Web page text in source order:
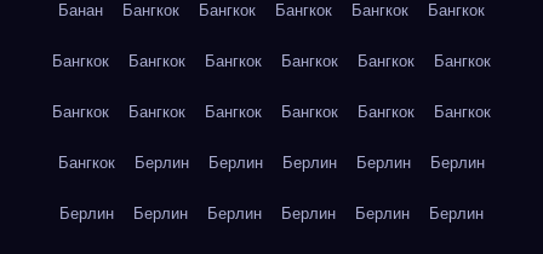
Банан Бангкок Бангкок Бангкок Бангкок Бангкок
Бангкок Бангкок Бангкок Бангкок Бангкок Бангкок
Бангкок Бангкок Бангкок Бангкок Бангкок Бангкок
Бангкок Берлин Берлин Берлин Берлин Берлин
Берлин Берлин Берлин Берлин Берлин Берлин